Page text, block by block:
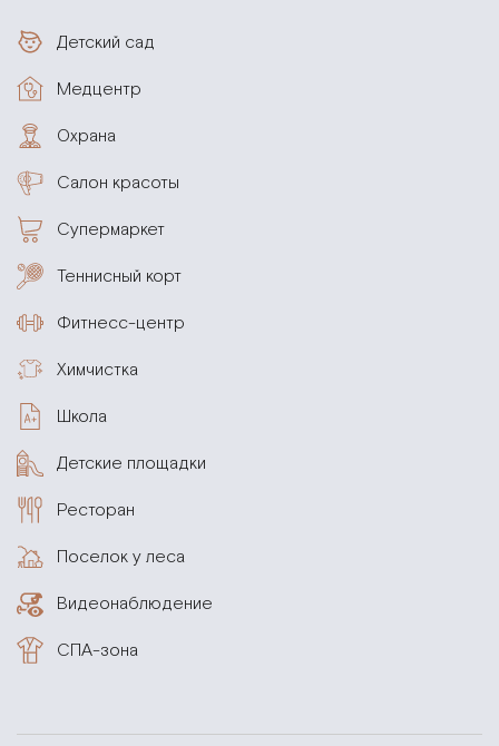
Детский сад
Медцентр
Охрана
Салон красоты
Супермаркет
Теннисный корт
Фитнесс-центр
Химчистка
Школа
Детские площадки
Ресторан
Поселок у леса
Видеонаблюдение
СПА-зона